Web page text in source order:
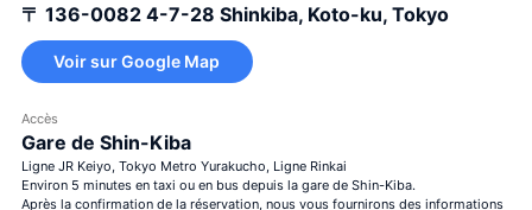
〒 136-0082 4-7-28 Shinkiba, Koto-ku, Tokyo
Voir sur Google Map
Accès
Gare de Shin-Kiba
Ligne JR Keiyo, Tokyo Metro Yurakucho, Ligne Rinkai
Environ 5 minutes en taxi ou en bus depuis la gare de Shin-Kiba.
Après la confirmation de la réservation, nous vous fournirons des informations